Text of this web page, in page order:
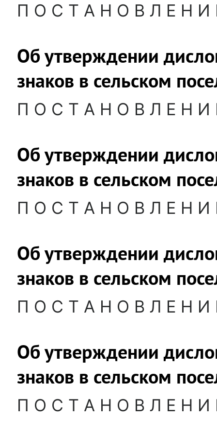
П О С Т А Н О В Л Е Н И
Об утверждении
знаков в сельском
П О С Т А Н О В Л Е Н И
Об утверждении
знаков в сельском
П О С Т А Н О В Л Е Н И
Об утверждении
знаков в сельском
П О С Т А Н О В Л Е Н И
Об утверждении
знаков в сельском
П О С Т А Н О В Л Е Н И